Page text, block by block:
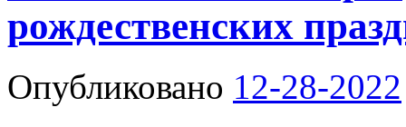
рождественских
Опубликовано 12-28-2022